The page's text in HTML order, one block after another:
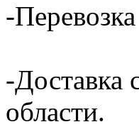
-
-Доставка
области.